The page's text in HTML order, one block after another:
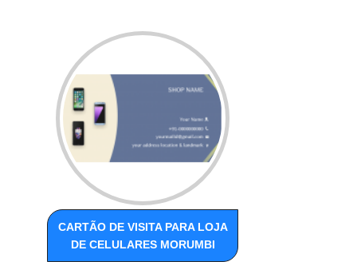
CARTÃO DE VISITA PARA LOJA
DE CELULARES MORUMBI